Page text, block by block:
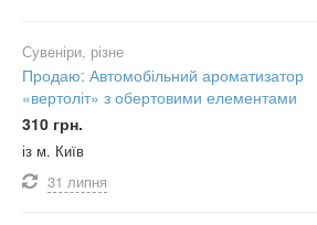
Сувеніри, різне
Продаю: Автомобільний ароматизатор
«вертоліт» з обертовими елементами
310 грн.
із м. Київ
31 липня